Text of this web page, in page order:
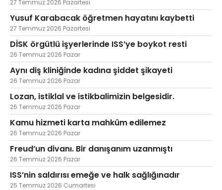
27 Temmuz 2026 Pazartesi
Yusuf Karabacak öğretmen hayatını kaybetti
27 Temmuz 2026 Pazartesi
DİSK örgütlü işyerlerinde ISS’ye boykot resti
26 Temmuz 2026 Pazar
Aynı diş kliniğinde kadına şiddet şikayeti
26 Temmuz 2026 Pazar
Lozan, istiklal ve istikbalimizin belgesidir.
26 Temmuz 2026 Pazar
Kamu hizmeti karta mahkûm edilemez
26 Temmuz 2026 Pazar
Freud’un divanı. Bir danışanım uzanmıştı
26 Temmuz 2026 Pazar
ISS’nin saldırısı emeğe ve halk sağlığınadır
25 Temmuz 2026 Cumartesi